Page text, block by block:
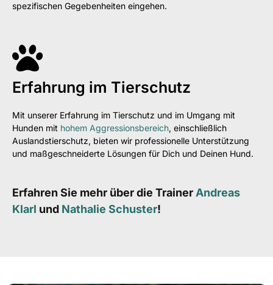
spezifischen Gegebenheiten eingehen.
Erfahrung im Tierschutz
Mit unserer Erfahrung im Tierschutz und im Umgang mit
Hunden mit hohem Aggressionsbereich, einschließlich
Auslandstierschutz, bieten wir professionelle Unterstützung
und maßgeschneiderte Lösungen für Dich und Deinen Hund.
Erfahren Sie mehr über die TrainerAndreas
Klarl und Nathalie Schuster!